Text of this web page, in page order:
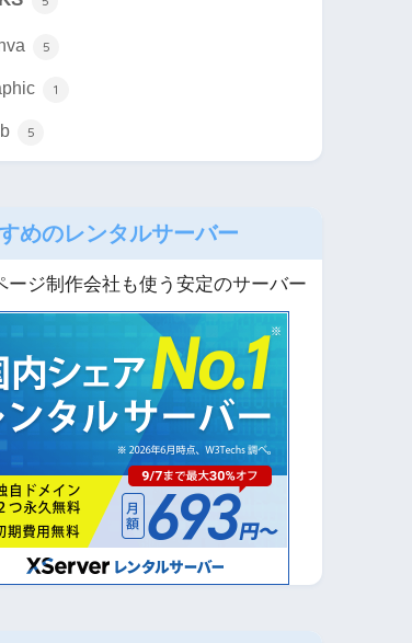
5
1
5
めのレンタルサーバー
ージ制作会社も使う安定のサーバー